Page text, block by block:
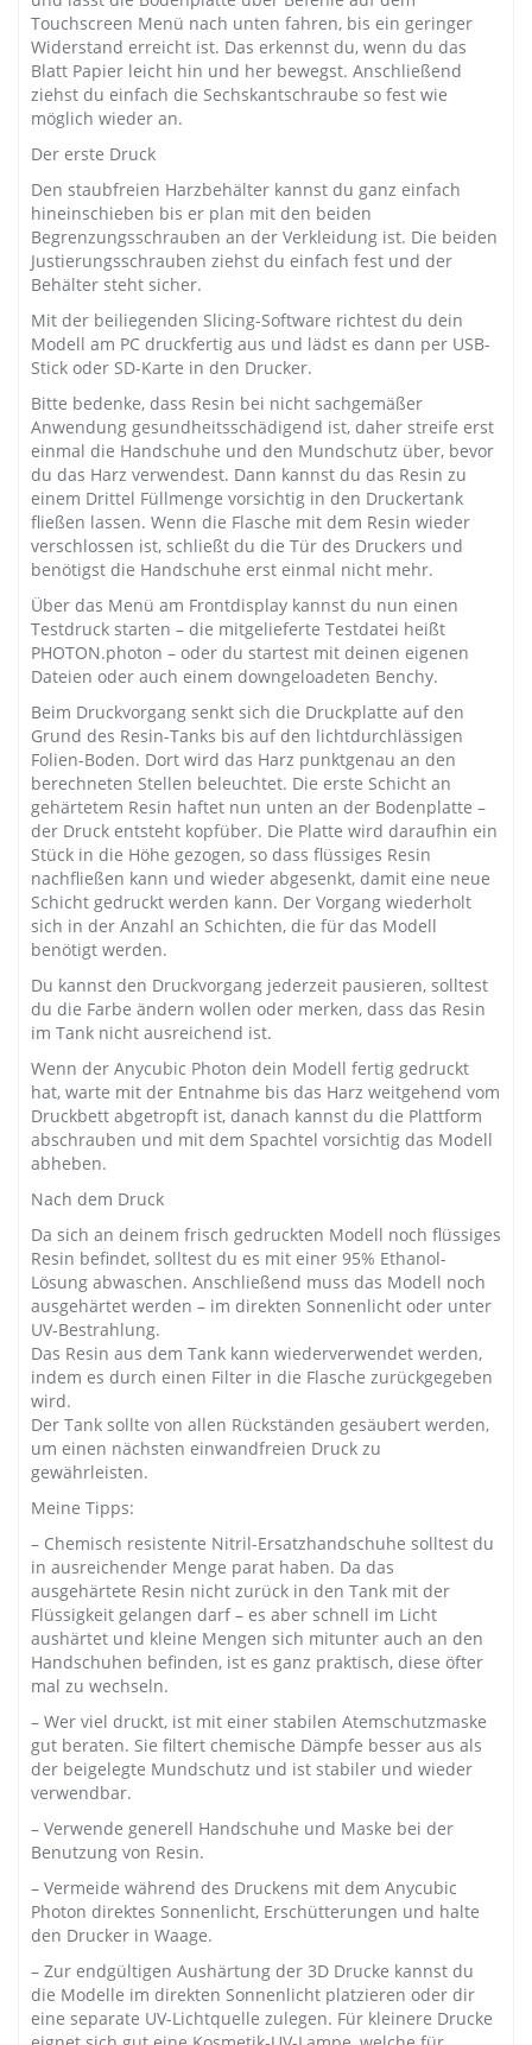
Touchscreen Menü nach unten fahren, bis ein geringer
Widerstand erreicht ist. Das erkennst du, wenn du das
Blatt Papier leicht hin und her bewegst. Anschließend
ziehst du einfach die Sechskantschraube so fest wie
möglich wieder an.
Der erste Druck
Den staubfreien Harzbehälter kannst du ganz einfach
hineinschieben bis er plan mit den beiden
Begrenzungsschrauben an der Verkleidung ist. Die beiden
Justierungsschrauben ziehst du einfach fest und der
Behälter steht sicher.
Mit der beiliegenden Slicing-Software richtest du dein
Modell am PC druckfertig aus und lädst es dann per USB-
Stick oder SD-Karte in den Drucker.
Bitte bedenke, dass Resin bei nicht sachgemäßer
Anwendung gesundheitsschädigend ist, daher streife erst
einmal die Handschuhe und den Mundschutz über, bevor
du das Harz verwendest. Dann kannst du das Resin zu
einem Drittel Füllmenge vorsichtig in den Druckertank
fließen lassen. Wenn die Flasche mit dem Resin wieder
verschlossen ist, schließt du die Tür des Druckers und
benötigst die Handschuhe erst einmal nicht mehr.
Über das Menü am Frontdisplay kannst du nun einen
Testdruck starten – die mitgelieferte Testdatei heißt
PHOTON.photon – oder du startest mit deinen eigenen
Dateien oder auch einem downgeloadeten Benchy.
Beim Druckvorgang senkt sich die Druckplatte auf den
Grund des Resin-Tanks bis auf den lichtdurchlässigen
Folien-Boden. Dort wird das Harz punktgenau an den
berechneten Stellen beleuchtet. Die erste Schicht an
gehärtetem Resin haftet nun unten an der Bodenplatte –
der Druck entsteht kopfüber. Die Platte wird daraufhin ein
Stück in die Höhe gezogen, so dass flüssiges Resin
nachfließen kann und wieder abgesenkt, damit eine neue
Schicht gedruckt werden kann. Der Vorgang wiederholt
sich in der Anzahl an Schichten, die für das Modell
benötigt werden.
Du kannst den Druckvorgang jederzeit pausieren, solltest
du die Farbe ändern wollen oder merken, dass das Resin
im Tank nicht ausreichend ist.
Wenn der Anycubic Photon dein Modell fertig gedruckt
hat, warte mit der Entnahme bis das Harz weitgehend vom
Druckbett abgetropft ist, danach kannst du die Plattform
abschrauben und mit dem Spachtel vorsichtig das Modell
abheben.
Nach dem Druck
Da sich an deinem frisch gedruckten Modell noch flüssiges
Resin befindet, solltest du es mit einer 95% Ethanol-
Lösung abwaschen. Anschließend muss das Modell noch
ausgehärtet werden – im direkten Sonnenlicht oder unter
UV-Bestrahlung.
Das Resin aus dem Tank kann wiederverwendet werden,
indem es durch einen Filter in die Flasche zurückgegeben
wird.
Der Tank sollte von allen Rückständen gesäubert werden,
um einen nächsten einwandfreien Druck zu
gewährleisten.
Meine Tipps:
– Chemisch resistente Nitril-Ersatzhandschuhe solltest du
in ausreichender Menge parat haben. Da das
ausgehärtete Resin nicht zurück in den Tank mit der
Flüssigkeit gelangen darf – es aber schnell im Licht
aushärtet und kleine Mengen sich mitunter auch an den
Handschuhen befinden, ist es ganz praktisch, diese öfter
mal zu wechseln.
– Wer viel druckt, ist mit einer stabilen Atemschutzmaske
gut beraten. Sie filtert chemische Dämpfe besser aus als
der beigelegte Mundschutz und ist stabiler und wieder
verwendbar.
– Verwende generell Handschuhe und Maske bei der
Benutzung von Resin.
– Vermeide während des Druckens mit dem Anycubic
Photon direktes Sonnenlicht, Erschütterungen und halte
den Drucker in Waage.
– Zur endgültigen Aushärtung der 3D Drucke kannst du
die Modelle im direkten Sonnenlicht platzieren oder dir
eine separate UV-Lichtquelle zulegen. Für kleinere Drucke